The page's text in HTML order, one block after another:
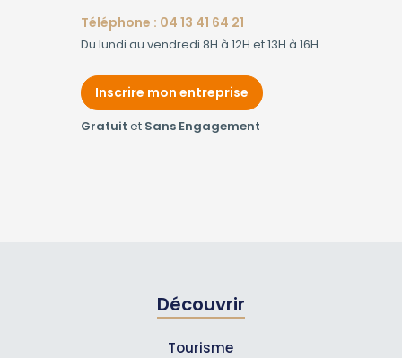
Téléphone : 04 13 41 64 21
Du lundi au vendredi 8H à 12H et 13H à 16H
Inscrire mon entreprise
Gratuit et Sans Engagement
Découvrir
Tourisme